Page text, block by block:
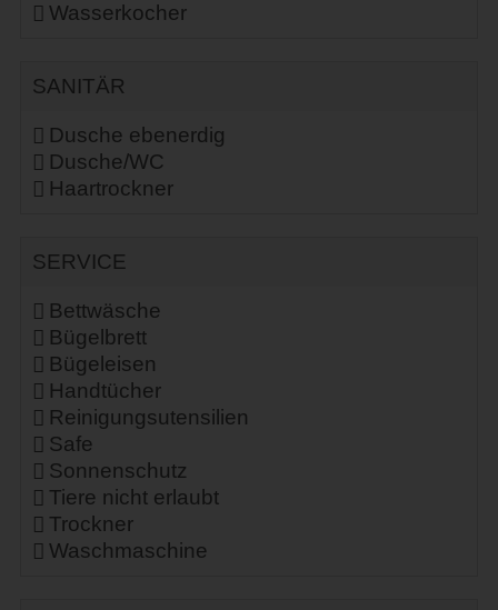
Wasserkocher
SANITÄR
Dusche ebenerdig
Dusche/WC
Haartrockner
SERVICE
Bettwäsche
Bügelbrett
Bügeleisen
Handtücher
Reinigungsutensilien
Safe
Sonnenschutz
Tiere nicht erlaubt
Trockner
Waschmaschine